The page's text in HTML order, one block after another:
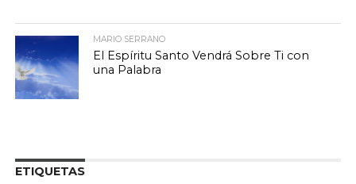
MARIO SERRANO
El Espíritu Santo Vendrá Sobre Ti con
una Palabra
ETIQUETAS